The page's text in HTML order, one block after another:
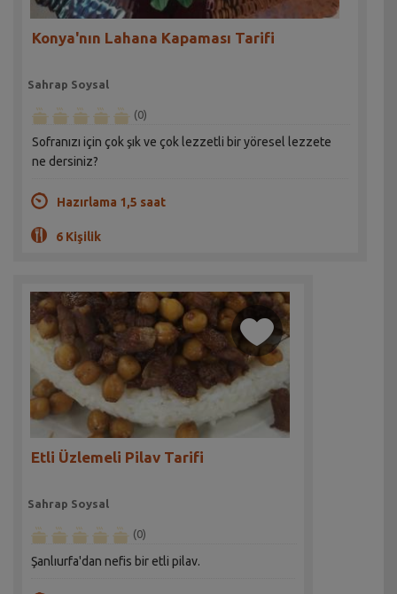
Konya'nın Lahana Kapaması Tarifi
Sahrap Soysal
(0)
Sofranızı için çok şık ve çok lezzetli bir yöresel lezzete
ne dersiniz?
Hazırlama 1,5 saat
6 Kişilik
Etli Üzlemeli Pilav Tarifi
Sahrap Soysal
(0)
Şanlıurfa'dan nefis bir etli pilav.